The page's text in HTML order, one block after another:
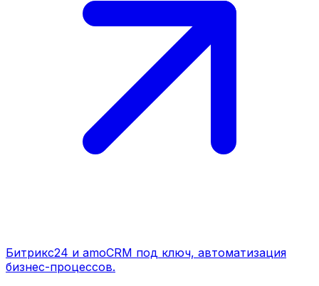
Битрикс24 и amoCRM под ключ, автоматизация
бизнес-процессов.